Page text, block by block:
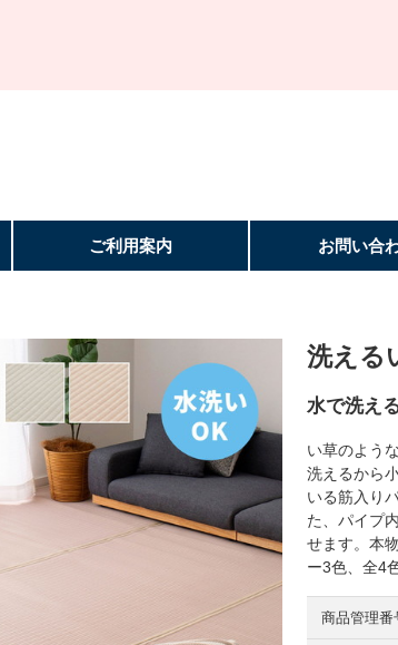
ご利用案内 お問い合
洗え
水で洗え
い草のよう
洗えるから
いる筋入り
た、パイプ
せます。本
ー3色、全4
商品管理番